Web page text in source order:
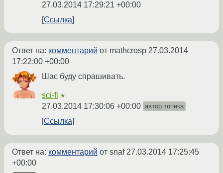
27.03.2014 17:29:21 +00:00
Ссылка
Ответ на: комментарий от mathcrosp 27.03.2014
17:22:00 +00:00
Шас буду спрашивать.
sci-fi ★
27.03.2014 17:30:06 +00:00 автор топика
Ссылка
Ответ на: комментарий от snaf 27.03.2014 17:25:45
+00:00